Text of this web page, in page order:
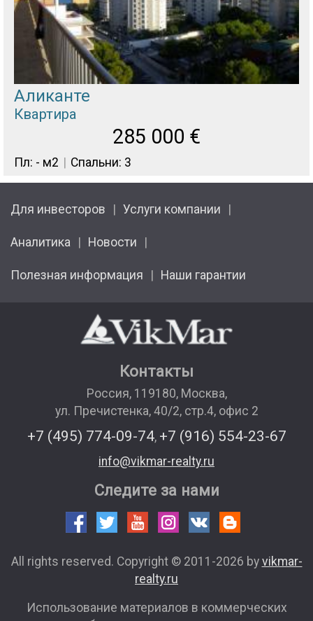
Аликанте
Квартира
285 000 €
Пл: - м2 Спальни: 3
Для инвесторов Услуги компании
Аналитика Новости
Полезная информация Наши гарантии
Контакты
Россия, 119180, Москва,
ул. Пречистенка, 40/2, стр.4, офис 2
+7 (495) 774-09-74, +7 (916) 554-23-67
info@vikmar-realty.ru
Следите за нами
All rights reserved. Copyright © 2011-2026 by vikmar-
realty.ru
Использование материалов в коммерческих